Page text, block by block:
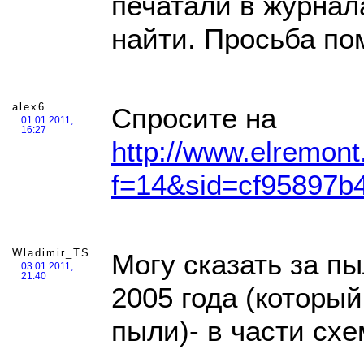
найти. Просьба
alex6
01.01.2011,
16:27
Спросите на
http://
Wladimir_TS
03.01.2011,
21:40
Могу сказать за
2005 года
пыли)- в части